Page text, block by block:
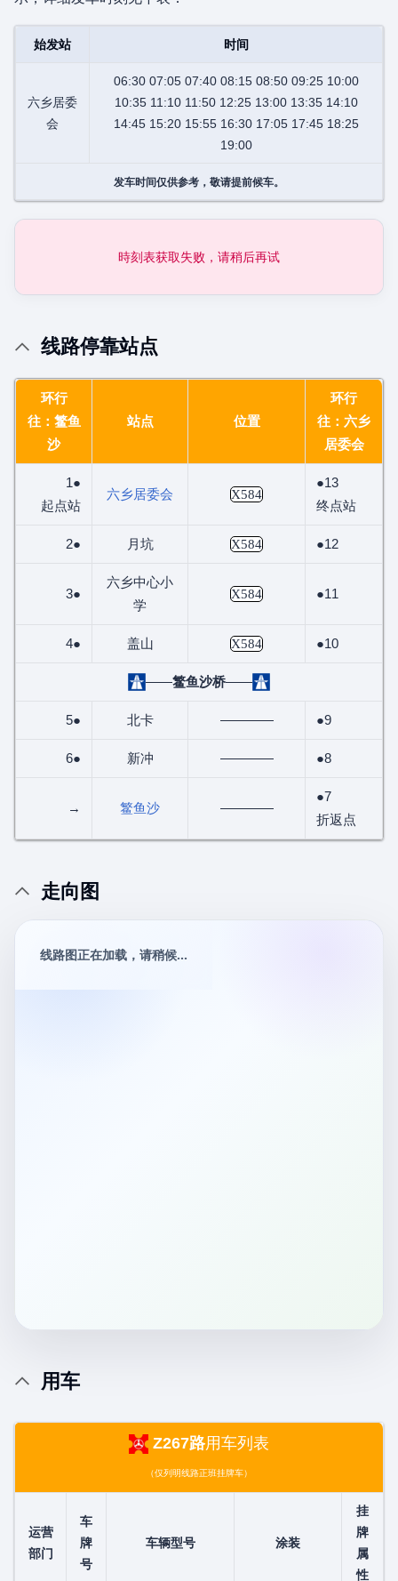
始发站 时间
六乡居委
会
06:30 07:05 07:40 08:15 08:50 09:25 10:00
10:35 11:10 11:50 12:25 13:00 13:35 14:10
14:45 15:20 15:55 16:30 17:05 17:45 18:25
19:00
发车时间仅供参考，敬请提前候车。
時刻表获取失败，请稍后再试
线路停靠站点
环行
往：鳘鱼
沙
站点 位置
环行
往：六乡
居委会
1●
起点站
六乡居委会 X584
●13
终点站
2● 月坑 X584 ●12
3●
六乡中心小
学
X584 ●11
4● 盖山 X584 ●10
——鳘鱼沙桥——
5● 北卡 ———— ●9
6● 新冲 ———— ●8
→ 鳘鱼沙 ————
●7
折返点
走向图
线路图正在加载，请稍候...
用车
Z267路用车列表
（仅列明线路正班挂牌车）
运营
部门
车
牌
号
车辆型号 涂装
挂
牌
属
性